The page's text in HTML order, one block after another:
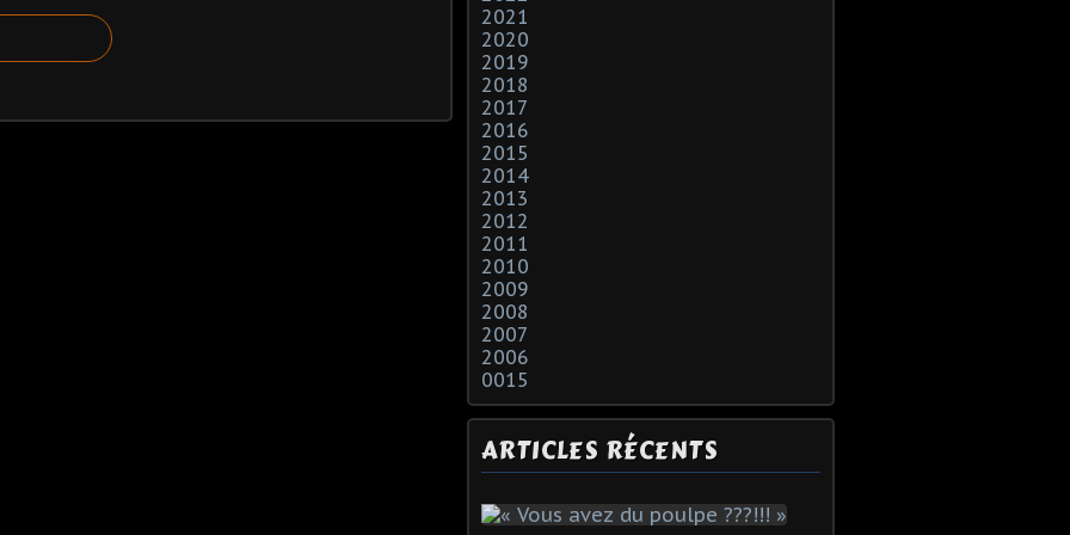
2021
2020
2019
2018
2017
2016
2015
2014
2013
2012
2011
2010
2009
2008
2007
2006
0015
ARTICLES RÉCENTS